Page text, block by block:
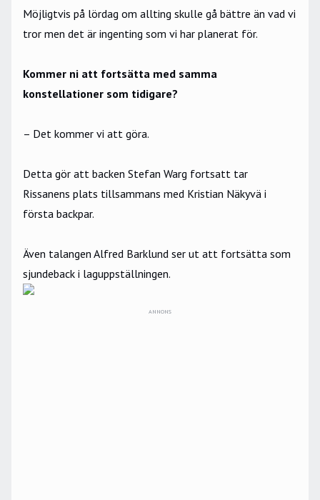
Möjligtvis på lördag om allting skulle gå bättre än vad vi
tror men det är ingenting som vi har planerat för.
Kommer ni att fortsätta med samma
konstellationer som tidigare?
– Det kommer vi att göra.
Detta gör att backen Stefan Warg fortsatt tar
Rissanens plats tillsammans med Kristian Näkyvä i
första backpar.
Även talangen Alfred Barklund ser ut att fortsätta som
sjundeback i laguppställningen.
ANNONS